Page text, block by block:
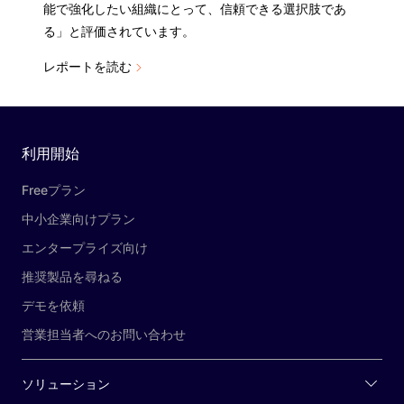
能で強化したい組織にとって、信頼できる選択肢であ
る」と評価されています。
レポートを読む
利用開始
Freeプラン
中小企業向けプラン
エンタープライズ向け
推奨製品を尋ねる
デモを依頼
営業担当者へのお問い合わせ
ソリューション